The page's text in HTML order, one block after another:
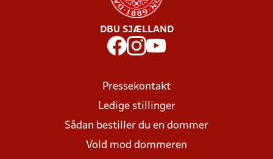
DBU SJÆLLAND
Pressekontakt
Ledige stillinger
Sådan bestiller du en dommer
Vold mod dommeren